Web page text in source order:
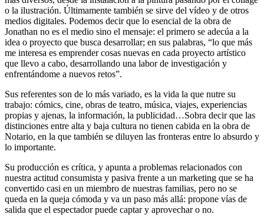
o la ilustración. Últimamente también se sirve del vídeo y de otros
medios digitales. Podemos decir que lo esencial de la obra de
Jonathan no es el medio sino el mensaje: el primero se adecúa a la
idea o proyecto que busca desarrollar; en sus palabras, “lo que más
me interesa es emprender cosas nuevas en cada proyecto artístico
que llevo a cabo, desarrollando una labor de investigación y
enfrentándome a nuevos retos”.
Sus referentes son de lo más variado, es la vida la que nutre su
trabajo: cómics, cine, obras de teatro, música, viajes, experiencias
propias y ajenas, la información, la publicidad…Sobra decir que las
distinciones entre alta y baja cultura no tienen cabida en la obra de
Notario, en la que también se diluyen las fronteras entre lo absurdo y
lo importante.
Su producción es crítica, y apunta a problemas relacionados con
nuestra actitud consumista y pasiva frente a un marketing que se ha
convertido casi en un miembro de nuestras familias, pero no se
queda en la queja cómoda y va un paso más allá: propone vías de
salida que el espectador puede captar y aprovechar o no.